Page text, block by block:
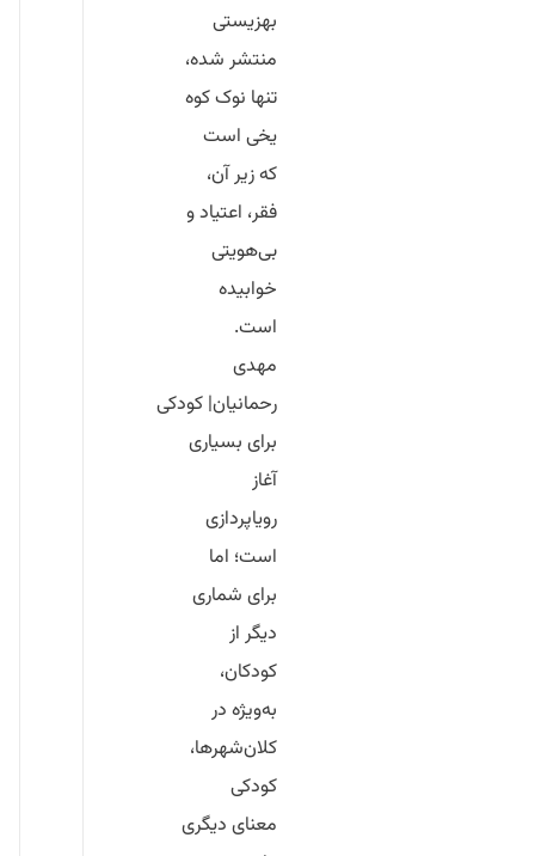
بهزیستی
منتشر شده،
تنها نوک کوه
یخی است
که زیر آن،
فقر، اعتیاد و
بی‌هویتی
خوابیده
است.
مهدی
رحمانیان|کودکی
برای بسیاری
آغاز
رویاپردازی
است؛ اما
برای شماری
دیگر از
کودکان،
به‌ویژه در
کلان‌شهرها،
کودکی
معنای دیگری